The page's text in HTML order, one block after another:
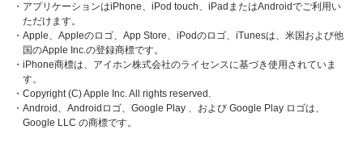
・アプリケーションはiPhone、iPod touch、iPadまたはAndroidでご利用い
ただけます。
・Apple、Appleのロゴ、App Store、iPodのロゴ、iTunesは、米国および他
国のApple Inc.の登録商標です。
・iPhone商標は、アイホン株式会社のライセンスに基づき使用されていま
す。
・Copyright (C) Apple Inc. All rights reserved.
・Android、Androidロゴ、Google Play 、および Google Play ロゴは、
Google LLC の商標です。